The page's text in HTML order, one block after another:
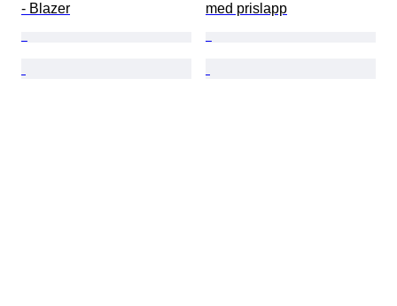
- Blazer
med prislapp